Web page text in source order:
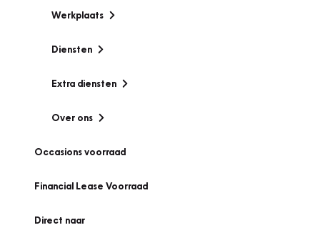
Werkplaats
Diensten
Extra diensten
Over ons
Occasions voorraad
Financial Lease Voorraad
Direct naar